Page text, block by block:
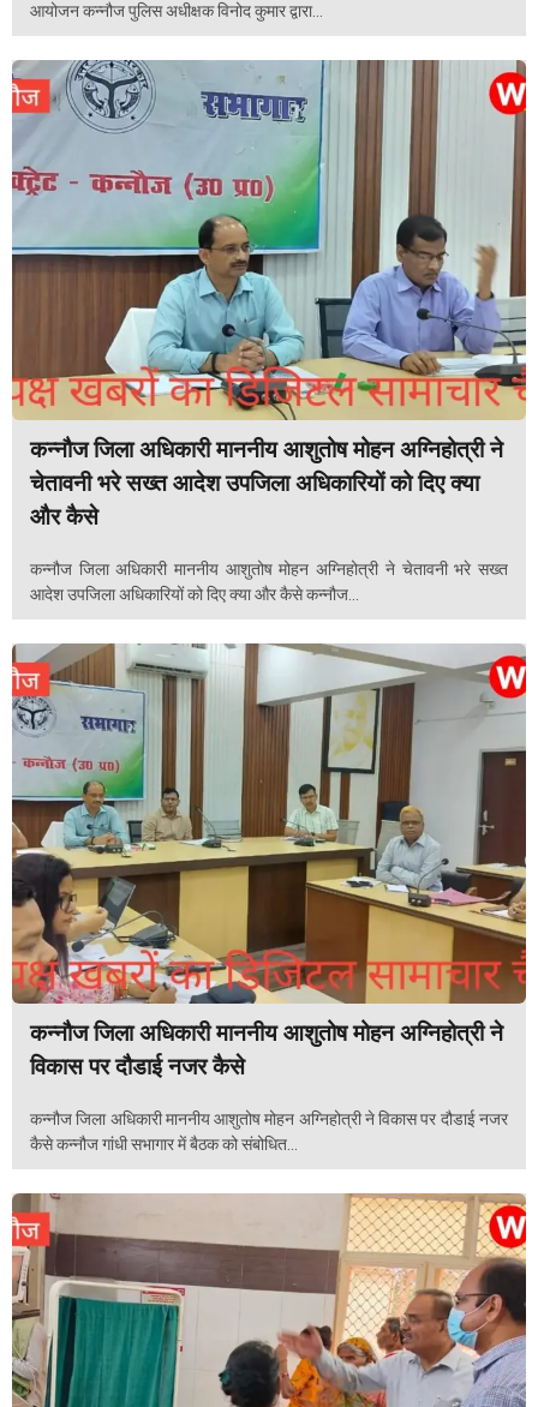
आयोजन कन्नौज पुलिस अधीक्षक विनोद कुमार द्वारा...
कन्नौज जिला अधिकारी माननीय आशुतोष मोहन अग्निहोत्री ने
चेतावनी भरे सख्त आदेश उपजिला अधिकारियों को दिए क्या
और कैसे
कन्नौज जिला अधिकारी माननीय आशुतोष मोहन अग्निहोत्री ने चेतावनी भरे सख्त
आदेश उपजिला अधिकारियों को दिए क्या और कैसे कन्नौज...
कन्नौज जिला अधिकारी माननीय आशुतोष मोहन अग्निहोत्री ने
विकास पर दौडाई नजर कैसे
कन्नौज जिला अधिकारी माननीय आशुतोष मोहन अग्निहोत्री ने विकास पर दौडाई नजर
कैसे कन्नौज गांधी सभागार में बैठक को संबोधित...